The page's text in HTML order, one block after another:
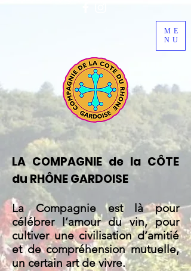
ME
NU
LA COMPAGNIE de la CÔTE
du RHÔNE GARDOISE
La Compagnie est là pour
célébrer l’amour du vin, pour
cultiver une civilisation d’amitié
et de compréhension mutuelle,
un certain art de vivre.